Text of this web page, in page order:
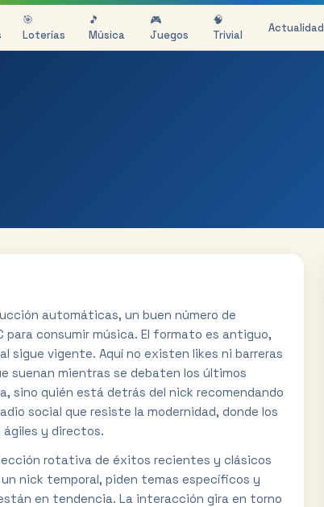
🎯
Loterías
🎵
Música
🎮
Juegos
🧠
Trivial
Actualidad
automáticas, un buen número de
consumir música. El formato es antiguo,
sigue vigente. Aquí no existen likes ni barreras
suenan mientras se debaten los últimos
sino quién está detrás del nick recomendando
social que resiste la modernidad, donde los
y directos.
rotativa de éxitos recientes y clásicos
nick temporal, piden temas específicos y
en tendencia. La interacción gira en torno